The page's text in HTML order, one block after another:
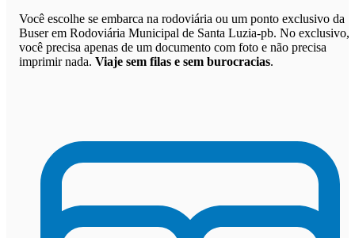
Você escolhe se embarca na rodoviária ou um ponto exclusivo da
Buser em Rodoviária Municipal de Santa Luzia-pb. No exclusivo,
você precisa apenas de um documento com foto e não precisa
imprimir nada. Viaje sem filas e sem burocracias.